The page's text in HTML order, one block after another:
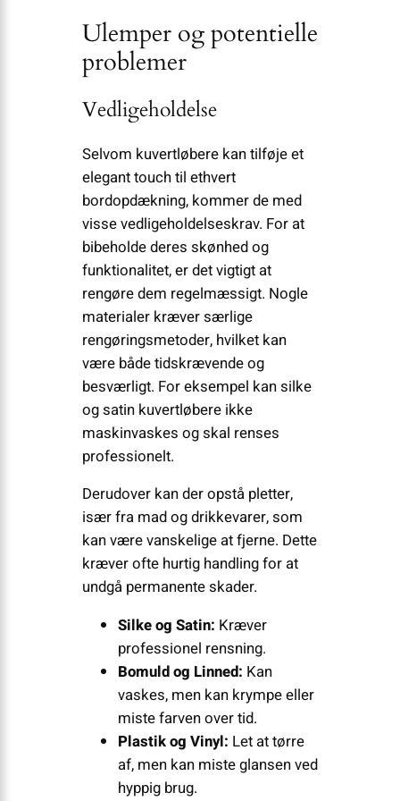
Ulemper og potentielle
problemer
Vedligeholdelse
Selvom kuvertløbere kan tilføje et
elegant touch til ethvert
bordopdækning, kommer de med
visse vedligeholdelseskrav. For at
bibeholde deres skønhed og
funktionalitet, er det vigtigt at
rengøre dem regelmæssigt. Nogle
materialer kræver særlige
rengøringsmetoder, hvilket kan
være både tidskrævende og
besværligt. For eksempel kan silke
og satin kuvertløbere ikke
maskinvaskes og skal renses
professionelt.
Derudover kan der opstå pletter,
især fra mad og drikkevarer, som
kan være vanskelige at fjerne. Dette
kræver ofte hurtig handling for at
undgå permanente skader.
Silke og Satin: Kræver
professionel rensning.
Bomuld og Linned: Kan
vaskes, men kan krympe eller
miste farven over tid.
Plastik og Vinyl: Let at tørre
af, men kan miste glansen ved
hyppig brug.